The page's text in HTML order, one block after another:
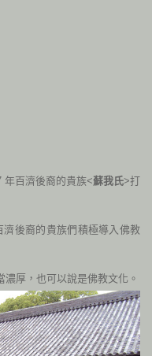
年百濟後裔的貴族<蘇我氏>打
濟後裔的貴族們積極導入佛教
濃厚，也可以說是佛教文化。